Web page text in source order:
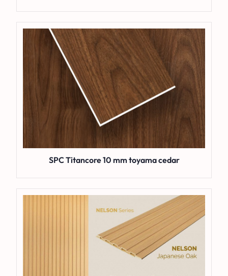
SPC Titancore 10 mm toyama cedar